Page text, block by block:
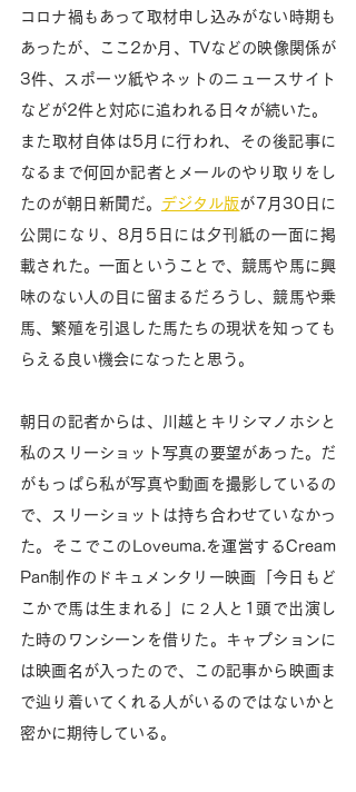
コロナ禍もあって取材申し込みがない時期も
あったが、ここ2か月、TVなどの映像関係が
3件、スポーツ紙やネットのニュースサイト
などが2件と対応に追われる日々が続いた。
また取材自体は5月に行われ、その後記事に
なるまで何回か記者とメールのやり取りをし
たのが朝日新聞だ。 デジタル版が7月30日に
公開になり、8月5日には夕刊紙の一面に掲
載された。一面ということで、競馬や馬に興
味のない人の目に留まるだろうし、競馬や乗
馬、繁殖を引退した馬たちの現状を知っても
らえる良い機会になったと思う。
朝日の記者からは、川越とキリシマノホシと
私のスリーショット写真の要望があった。だ
がもっぱら私が写真や動画を撮影しているの
で、スリーショットは持ち合わせていなかっ
た。そこでこのLoveuma.を運営するCream
Pan制作のドキュメンタリー映画「今日もど
こかで馬は生まれる」に２人と1頭で出演し
た時のワンシーンを借りた。キャプションに
は映画名が入ったので、この記事から映画ま
で辿り着いてくれる人がいるのではないかと
密かに期待している。